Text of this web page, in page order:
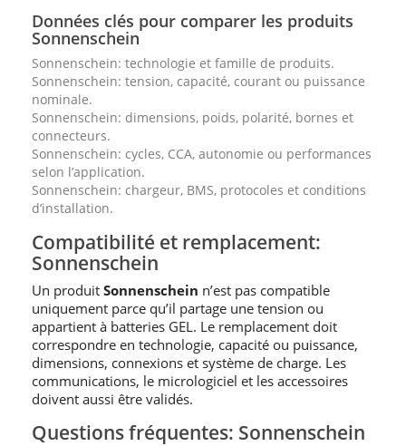
Données clés pour comparer les produits
Sonnenschein
Sonnenschein: technologie et famille de produits.
Sonnenschein: tension, capacité, courant ou puissance
nominale.
Sonnenschein: dimensions, poids, polarité, bornes et
connecteurs.
Sonnenschein: cycles, CCA, autonomie ou performances
selon l’application.
Sonnenschein: chargeur, BMS, protocoles et conditions
d’installation.
Compatibilité et remplacement:
Sonnenschein
Un produit Sonnenschein n’est pas compatible
uniquement parce qu’il partage une tension ou
appartient à batteries GEL. Le remplacement doit
correspondre en technologie, capacité ou puissance,
dimensions, connexions et système de charge. Les
communications, le micrologiciel et les accessoires
doivent aussi être validés.
Questions fréquentes: Sonnenschein